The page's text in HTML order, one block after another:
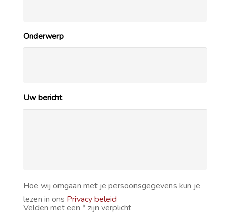
Onderwerp
Uw bericht
Hoe wij omgaan met je persoonsgegevens kun je
lezen in ons Privacy beleid
Velden met een * zijn verplicht